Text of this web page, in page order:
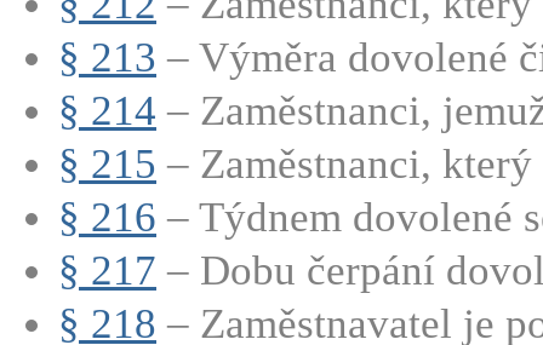
§ 213 – Výměra dovolené
§ 214 – Zaměstnanci,
§ 215 – Zaměstnanci,
§ 216 – Týdnem dovolené
§ 217 – Dobu čerpání
§ 218 – Zaměstnavatel je